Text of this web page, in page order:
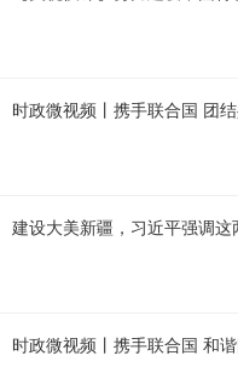
时政微视频丨携手联合国 团
建设大美新疆，习近平强调这
时政微视频丨携手联合国 和